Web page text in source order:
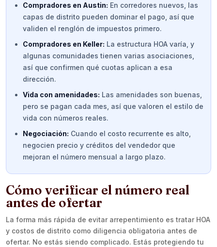
Compradores en Austin: En corredores nuevos, las
capas de distrito pueden dominar el pago, así que
validen el renglón de impuestos primero.
Compradores en Keller: La estructura HOA varía, y
algunas comunidades tienen varias asociaciones,
así que confirmen qué cuotas aplican a esa
dirección.
Vida con amenidades: Las amenidades son buenas,
pero se pagan cada mes, así que valoren el estilo de
vida con números reales.
Negociación: Cuando el costo recurrente es alto,
negocien precio y créditos del vendedor que
mejoran el número mensual a largo plazo.
Cómo verificar el número real
antes de ofertar
La forma más rápida de evitar arrepentimiento es tratar HOA
y costos de distrito como diligencia obligatoria antes de
ofertar. No estás siendo complicado. Estás protegiendo tu